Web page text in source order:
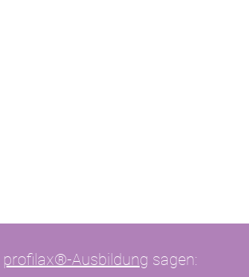
profilax®-Ausbildung sagen: